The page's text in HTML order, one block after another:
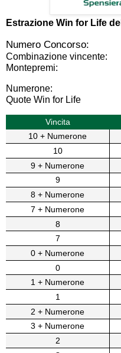
Estrazione Win for Life del
Numero Concorso:
Combinazione vincente:
Montepremi:
Numerone:
Quote Win for Life
Vincita
10 + Numerone
10
9 + Numerone
9
8 + Numerone
7 + Numerone
8
7
0 + Numerone
0
1 + Numerone
1
2 + Numerone
3 + Numerone
2